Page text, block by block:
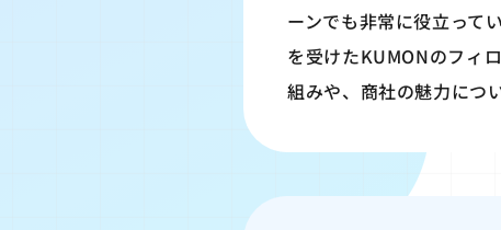
ーンでも非常に役立って
を受けたKUMONのフィ
組みや、商社の魅力につ